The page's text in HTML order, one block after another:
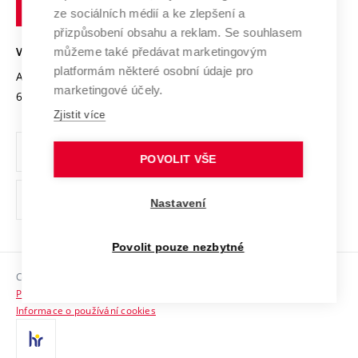
Open Science
Projekty
Projekty ze strukturálních fondů
Specifický výzkum
Mezinárodní dohody
Univerzitní sítě
Podnikavá univerzita / ContriBUTe
Bezpečná univerzita
Vyznamenání
Organizační struktura
Ochrana osobních údajů
odkaz)
Sociální bezpečí
HR Award
Kontakty
technické
Brně
VYSOKÉ UČENÍ TECHNICKÉ V BRNĚ
Antonínská 548/1
602 00 Brno
www.vut.cz
vut@vutbr.cz
Copyright © 2026 VUT
Prohlášení o přístupnosti
Informace o používání cookies
ze sociálních médií a ke zlepšení a
přizpůsobení obsahu a reklam. Se souhlasem
můžeme také předávat marketingovým
platformám některé osobní údaje pro
marketingové účely.
Zjistit více
POVOLIT VŠE
Nastavení
Povolit pouze nezbytné